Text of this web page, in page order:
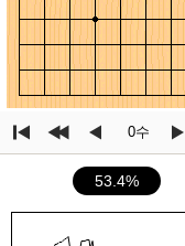
0수
53.4%